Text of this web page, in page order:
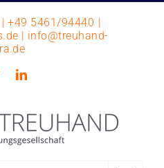
+49 5461/94440 |
| info@treuhand-
FacebookLinkedIn